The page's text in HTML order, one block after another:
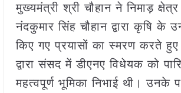
मुख्यमंत्री श्री चौहान ने निमाड़
नंदकुमार सिंह चौहान द्वारा कृषि के
किए गए प्रयासों का स्मरण करते
द्वारा संसद में डीएनए विधेयक को
महत्वपूर्ण भूमिका निभाई थी। उनके